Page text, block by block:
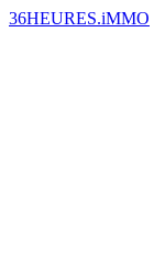
36HEURES.iMMO